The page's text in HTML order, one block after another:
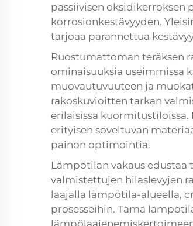
passiivisen oksidikerroksen
korrosionkestävyyden.
tarjoaa parannettua
Ruostumattoman teräksen
ominaisuuksia useimmissa
muovautuvuuteen ja
rakoskuvioitten tarkan
erilaisissa
erityisen soveltuvan
painon optimointia.
Lämpötilan vakaus
valmistettujen hilaslevyjen
laajalla lämpötila-alueella,
prosesseihin. Tämä